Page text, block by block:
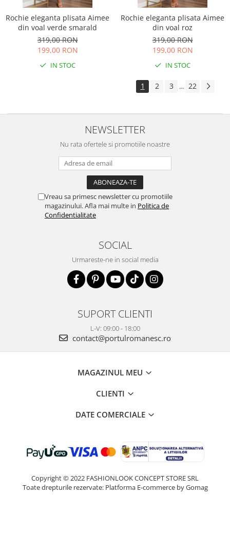
Rochie eleganta plisata Aimee
din voal verde smarald
319,00 RON
199,00 RON
IN STOC
Rochie eleganta plisata Aimee
din voal roz
319,00 RON
199,00 RON
IN STOC
1 2 3 ... 22
NEWSLETTER
Nu rata ofertele si promotiile noastre
Vreau sa primesc newsletter cu promotiile
magazinului. Afla mai multe in Politica de
Confidentialitate
SOCIAL
Urmareste-ne in social media
SUPORT CLIENTI
L-V: 09:00 - 18:00
contact@portulromanesc.ro
MAGAZINUL MEU
CLIENTI
DATE COMERCIALE
Copyright © 2022 FASHIONLOOK CONCEPT STORE SRL
Toate drepturile rezervate: Platforma E-commerce by Gomag